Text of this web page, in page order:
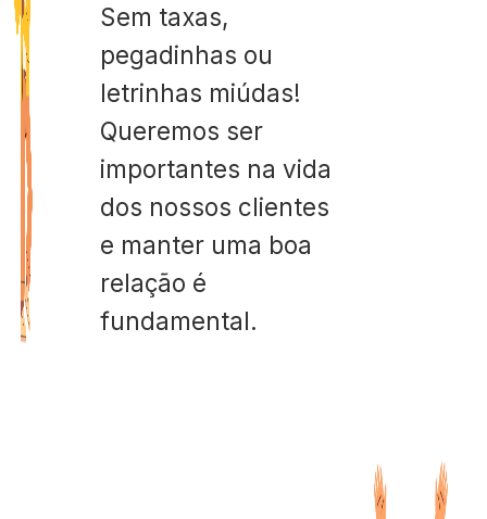
Sem taxas,
pegadinhas ou
letrinhas miúdas!
Queremos ser
importantes na vida
dos nossos clientes
e manter uma boa
relação é
fundamental.